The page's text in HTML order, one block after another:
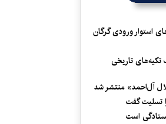
استوار ورودی گرگان
تکیه‌های تاریخی
آل‌احمد» منتشر شد
تسلیت گفت
است